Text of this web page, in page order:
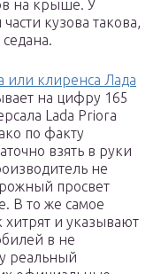
на крыше. У
кузова такова,
или клиренса Лада
на цифру 165
Lada Priora
по факту
взять в руки
не
просвет
В то же самое
и указывают
в не
реальный